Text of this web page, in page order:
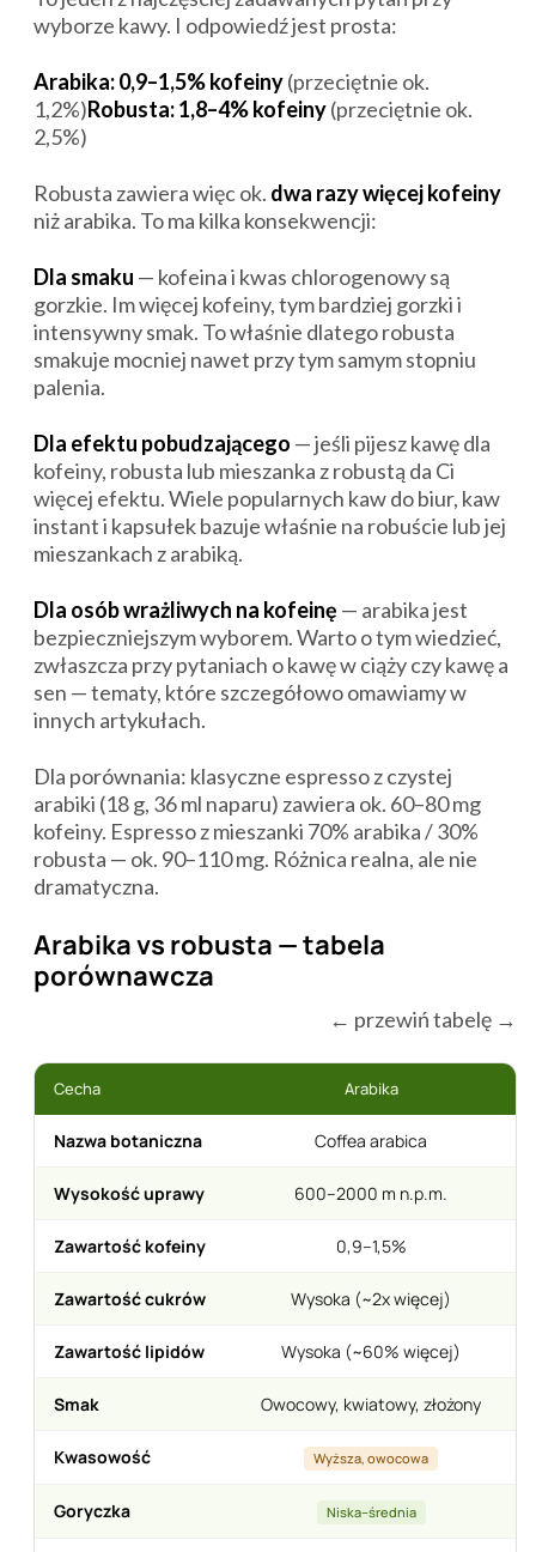
wyborze kawy. I odpowiedź jest prosta:
Arabika: 0,9–1,5% kofeiny(przeciętnie ok.
1,2%)Robusta: 1,8–4% kofeiny(przeciętnie ok.
2,5%)
Robusta zawiera więc ok. dwa razy więcej kofeiny
niż arabika. To ma kilka konsekwencji:
Dla smaku — kofeina i kwas chlorogenowy są
gorzkie. Im więcej kofeiny, tym bardziej gorzki i
intensywny smak. To właśnie dlatego robusta
smakuje mocniej nawet przy tym samym stopniu
palenia.
Dla efektu pobudzającego — jeśli pijesz kawę dla
kofeiny, robusta lub mieszanka z robustą da Ci
więcej efektu. Wiele popularnych kaw do biur, kaw
instant i kapsułek bazuje właśnie na robuście lub jej
mieszankach z arabiką.
Dla osób wrażliwych na kofeinę — arabika jest
bezpieczniejszym wyborem. Warto o tym wiedzieć,
zwłaszcza przy pytaniach o kawę w ciąży czy kawę a
sen — tematy, które szczegółowo omawiamy w
innych artykułach.
Dla porównania: klasyczne espresso z czystej
arabiki (18 g, 36 ml naparu) zawiera ok. 60–80 mg
kofeiny. Espresso z mieszanki 70% arabika / 30%
robusta — ok. 90–110 mg. Różnica realna, ale nie
dramatyczna.
Arabika vs robusta — tabela
porównawcza
← przewiń tabelę →
Cecha Arabika
Nazwa botaniczna Coffea arabica
Wysokość uprawy 600–2000 m n.p.m.
Zawartość kofeiny 0,9–1,5%
Zawartość cukrów Wysoka (~2x więcej)
Zawartość lipidów Wysoka (~60% więcej)
Smak Owocowy, kwiatowy, złożony
Kwasowość Wyższa, owocowa
Goryczka Niska–średnia